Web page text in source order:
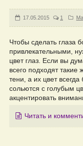
17.05.2015 1
Чтобы сделать глаза
привлекательными,
цвет глаз. Если вы
всего подходят
тени, а их цвет
сольются с голубым
акцентировать
Читать и